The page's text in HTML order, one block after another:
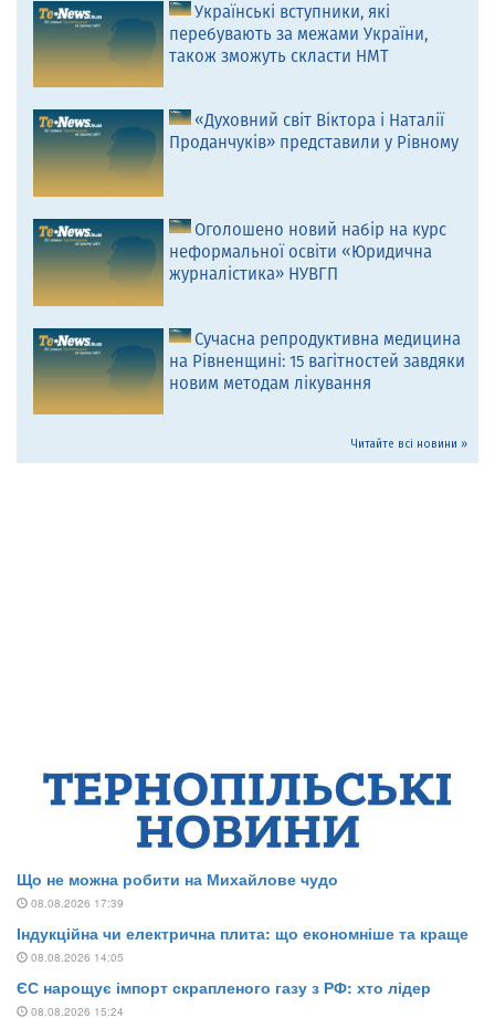
Українські вступники, які
перебувають за межами України,
також зможуть скласти НМТ
«Духовний світ Віктора і Наталії
Проданчуків» представили у Рівному
Оголошено новий набір на курс
неформальної освіти «Юридична
журналістика» НУВГП
Сучасна репродуктивна медицина
на Рівненщині: 15 вагітностей завдяки
новим методам лікування
Читайте всі новини »